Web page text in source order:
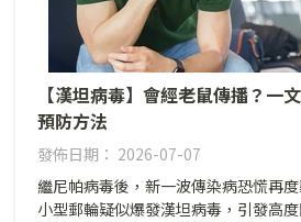
【漢坦病毒】會經老鼠傳播？一
預防方法
發佈日期： 2026-07-07
繼尼帕病毒後，新一波傳染病恐慌再
小型郵輪疑似爆發漢坦病毒，引發高